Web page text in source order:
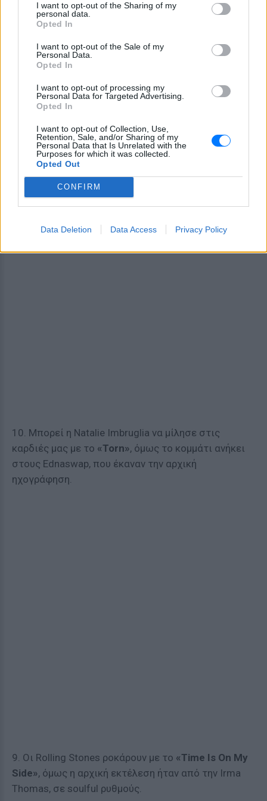
I want to opt-out of the Sharing of my
personal data.
Opted In
I want to opt-out of the Sale of my
Personal Data.
Opted In
I want to opt-out of processing my
Personal Data for Targeted Advertising.
Opted In
I want to opt-out of Collection, Use,
Retention, Sale, and/or Sharing of my
Personal Data that Is Unrelated with the
Purposes for which it was collected.
Opted Out
CONFIRM
Data Deletion Data Access Privacy Policy
11. Όλοι γνωρίζουμε το
όμως αυτή η κλασική μπαλάντα είχε γραφτεί πολύ
πριν η Cline την κάνει επιτυχία, από τον Willie
Nelson.
10. Μπορεί η Natalie Imbruglia να μίλησε στις
καρδιές μας με το «Torn», όμως το κομμάτι ανήκει
στους Ednaswap, που έκαναν την αρχική
ηχογράφηση.
9. Οι Rolling Stones ροκάρουν με το «Time Is On My
Side», όμως η αρχική εκτέλεση ήταν από την Irma
Thomas, σε soulful ρυθμούς.